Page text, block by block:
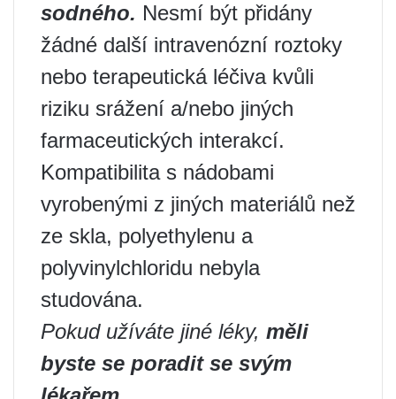
sodného. Nesmí být přidány
žádné další intravenózní roztoky
nebo terapeutická léčiva kvůli
riziku srážení a/nebo jiných
farmaceutických interakcí.
Kompatibilita s nádobami
vyrobenými z jiných materiálů než
ze skla, polyethylenu a
polyvinylchloridu nebyla
studována.
Pokud užíváte jiné léky, měli
byste se poradit se svým